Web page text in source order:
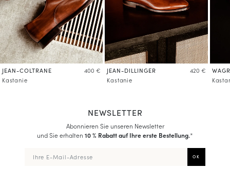
JEAN-COLTRANE
400 €
Kastanie
JEAN-DILLINGER
420 €
Kastanie
NEWSLETTER
Abonnieren Sie unseren Newsletter
und Sie erhalten 10 % Rabatt auf Ihre erste Bestellung.*